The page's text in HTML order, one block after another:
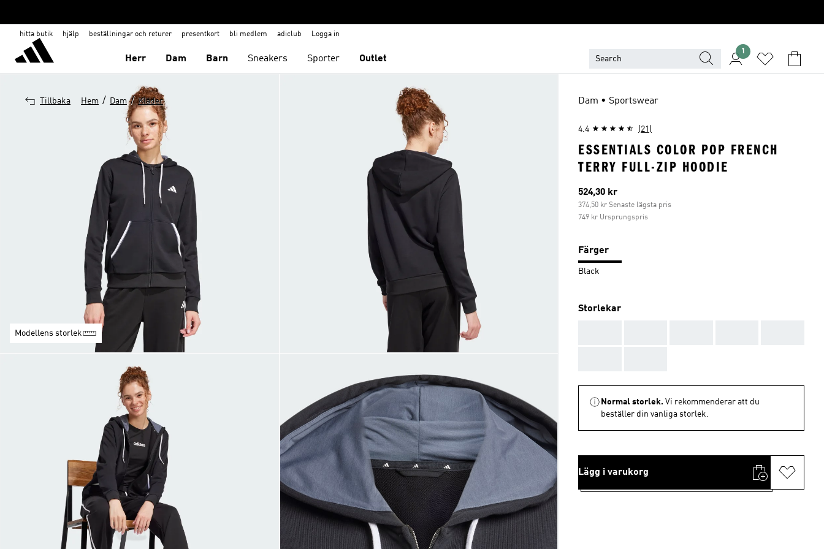
hitta butik hjälp beställningar och returer presentkort bli medlem adiclub Logga in
Herr Dam Barn Sneakers Sporter Outlet
1
Tillbaka Hem / Dam / Kläder
Modellens storlek
Dam • Sportswear
4.4 (21)
ESSENTIALS COLOR POP FRENCH
TERRY FULL-ZIP HOODIE
Aktuellt pris
524,30 kr
374,50 kr Senaste lägsta pris
749 kr Ursprungspris
Färger
Black
Storlekar
Normal storlek. Vi rekommenderar att du
beställer din vanliga storlek.
Lägg i varukorg